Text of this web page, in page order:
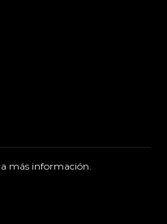
más información.